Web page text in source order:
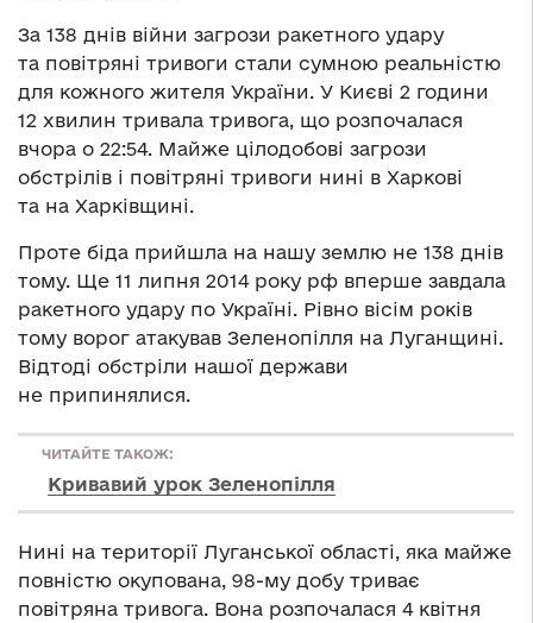
За 138 днів війни загрози ракетного удару
та повітряні тривоги стали сумною реальністю
для кожного жителя України. У Києві 2 години
12 хвилин тривала тривога, що розпочалася
вчора о 22:54. Майже цілодобові загрози
обстрілів і повітряні тривоги нині в Харкові
та на Харківщині.
Проте біда прийшла на нашу землю не 138 днів
тому. Ще 11 липня 2014 року рф вперше завдала
ракетного удару по Україні. Рівно вісім років
тому ворог атакував Зеленопілля на Луганщині.
Відтоді обстріли нашої держави
не припинялися.
ЧИТАЙТЕ ТАКОЖ:
Кривавий урок Зеленопілля
Нині на території Луганської області, яка майже
повністю окупована, 98-му добу триває
повітряна тривога. Вона розпочалася 4 квітня